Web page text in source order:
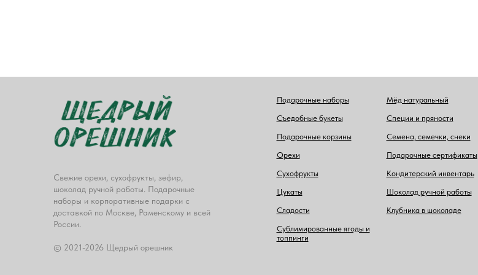
Свежие орехи, сухофрукты, зефир,
шоколад ручной работы. Подарочные
наборы и корпоративные подарки с
доставкой по Москве, Раменскому и всей
России.
© 2021-2026 Щедрый орешник
Подарочные наборы
Съедобные букеты
Подарочные корзины
Орехи
Сухофрукты
Цукаты
Сладости
Сублимированные ягоды и
топпинги
Мёд натуральный
Специи и пряности
Семена, семечки, снеки
Подарочные сертификаты
Кондитерский инвентарь
Шоколад ручной работы
Клубника в шоколаде